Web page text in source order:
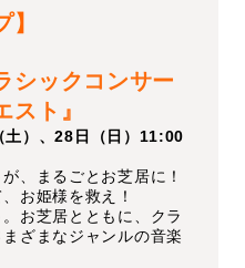
】
シックコンサー
スト』
土）、28日（日）11:00
、まるごとお芝居に！
お姫様を救え！
お芝居とともに、クラ
ざまなジャンルの音楽